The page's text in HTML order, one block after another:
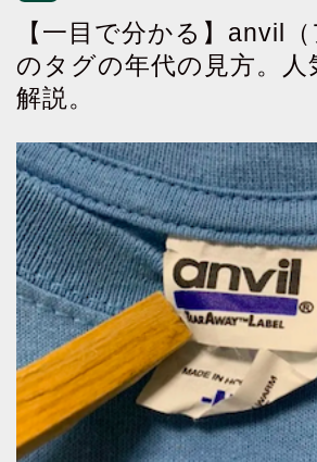
【一目で分かる】anvil（
のタグの年代の見方。人
解説。